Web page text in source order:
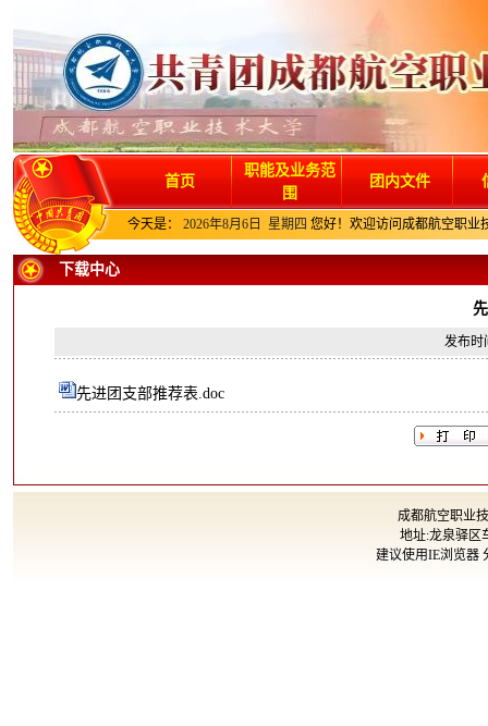
首页
职能及业务范
围
团内文件
今天是： 2026年8月6日 星期四 您好！欢迎访问成都航空职业
下载中心
发布时
先进团支部推荐表.doc
成都航空职业
地址:龙泉驿区
建议使用IE浏览器